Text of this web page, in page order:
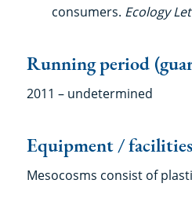
consumers. Ecology
Running period
2011 – undetermined
Equipment /
Mesocosms consist of